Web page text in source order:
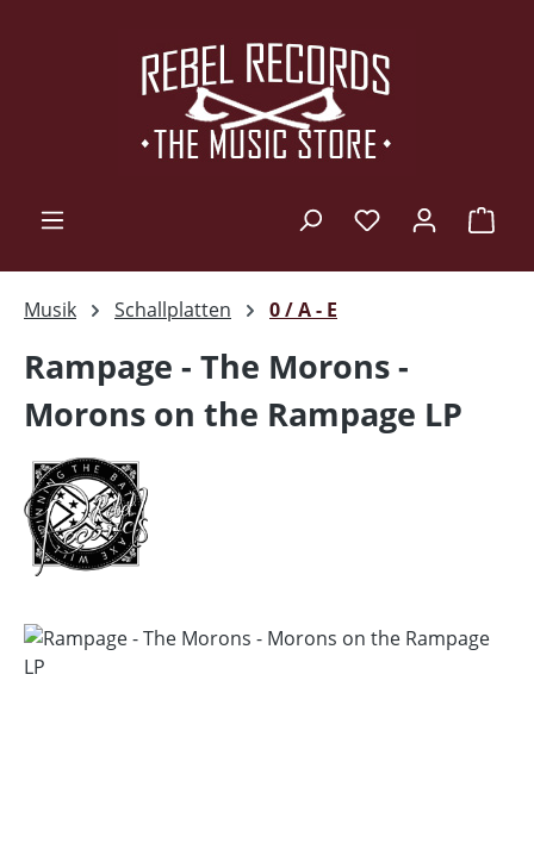
Musik Schallplatten 0 / A - E
Rampage - The Morons -
Morons on the Rampage LP